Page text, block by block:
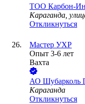
ТОО Карбон-
Караганда,
Откликнуться
Мастер УХР
Опыт 3-6 лет
Вахта
АО Шубарколь
Караганда
Откликнуться